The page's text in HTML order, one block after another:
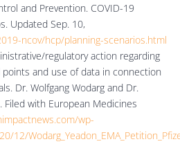
and Prevention. COVID-19
Updated Sep. 10,
ncov/hcp/planning-scenarios.html
regulatory action regarding
and use of data in connection
Dr. Wolfgang Wodarg and Dr.
Filed with European Medicines
wp-